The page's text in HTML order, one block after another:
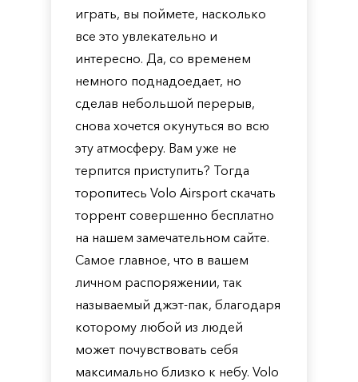
играть, вы поймете, насколько
все это увлекательно и
интересно. Да, со временем
немного поднадоедает, но
сделав небольшой перерыв,
снова хочется окунуться во всю
эту атмосферу. Вам уже не
терпится приступить? Тогда
торопитесь Volo Airsport скачать
торрент совершенно бесплатно
на нашем замечательном сайте.
Самое главное, что в вашем
личном распоряжении, так
называемый джэт-пак, благодаря
которому любой из людей
может почувствовать себя
максимально близко к небу. Volo